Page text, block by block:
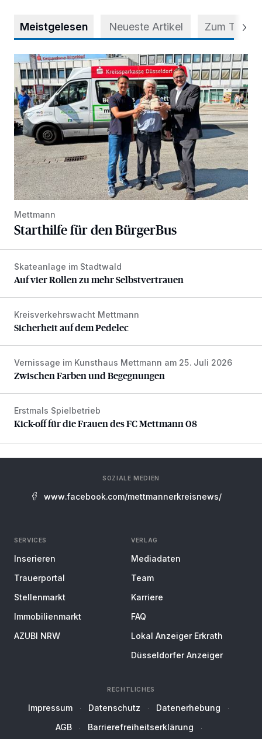
Meistgelesen Neueste Artikel Zum Thema
Starthilfe für den BürgerBus
Mettmann
Starthilfe für den BürgerBus
Auf vier Rollen zu mehr Selbstvertrauen
Skateanlage im Stadtwald
Auf vier Rollen zu mehr Selbstvertrauen
Sicherheit auf dem Pedelec
Kreisverkehrswacht Mettmann
Sicherheit auf dem Pedelec
Zwischen Farben und Begegnungen
Vernissage im Kunsthaus Mettmann am 25. Juli 2026
Zwischen Farben und Begegnungen
Kick-off für die Frauen des FC Mettmann 08
Erstmals Spielbetrieb
Kick-off für die Frauen des FC Mettmann 08
SOZIALE MEDIEN
www.facebook.com/mettmannerkreisnews/
SERVICES
Inserieren
Trauerportal
Stellenmarkt
Immobilienmarkt
AZUBI NRW
VERLAG
Mediadaten
Team
Karriere
FAQ
Lokal Anzeiger Erkrath
Düsseldorfer Anzeiger
RECHTLICHES
Impressum Datenschutz
Datenerhebung
AGB
Barrierefreiheitserklärung